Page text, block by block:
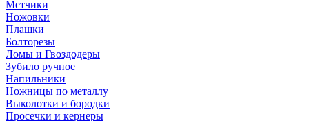
Метчики
Ножовки
Плашки
Болторезы
Ломы и Гвоздодеры
Зубило ручное
Напильники
Ножницы по металлу
Выколотки и бородки
Просечки и кернеры